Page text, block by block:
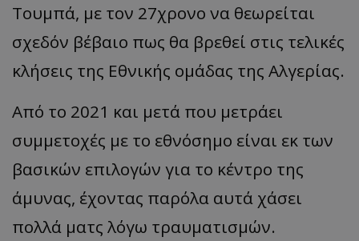
Τουμπά, με τον 27χρονο να θεωρείται
σχεδόν βέβαιο πως θα βρεθεί στις τελικές
κλήσεις της Εθνικής ομάδας της Αλγερίας.
Από το 2021 και μετά που μετράει
συμμετοχές με το εθνόσημο είναι εκ των
βασικών επιλογών για το κέντρο της
άμυνας, έχοντας παρόλα αυτά χάσει
πολλά ματς λόγω τραυματισμών.